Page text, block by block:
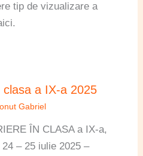
tip de vizualizare a
a IX-a 2025
Gabriel
ÎN CLASA a IX-a,
– 25 iulie 2025 –